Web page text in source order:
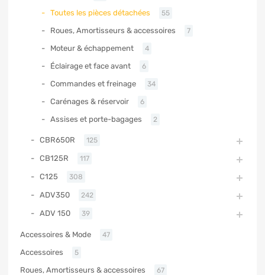
Toutes les pièces détachées 55
Roues, Amortisseurs & accessoires 7
Moteur & échappement 4
Éclairage et face avant 6
Commandes et freinage 34
Carénages & réservoir 6
Assises et porte-bagages 2
CBR650R 125
CB125R 117
C125 308
ADV350 242
ADV 150 39
Accessoires & Mode 47
Accessoires 5
Roues, Amortisseurs & accessoires 67